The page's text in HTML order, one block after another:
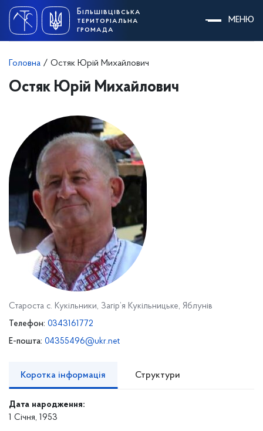
content
Більшівцівська
територіальна
громада
МЕНЮ
Головна / Остяк Юрій Михайлович
Остяк Юрій Михайлович
Староста с. Кукільники, Загір’я Кукільницьке, Яблунів
Телефон: 0343161772
E-пошта: 04355496@ukr.net
Коротка інформація Структури
Дата народження:
1 Січня, 1953